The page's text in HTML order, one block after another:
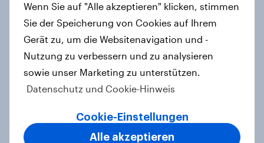
Kernzielgruppe
Artikel
CHECK24 Reisen ist YouGovs
Wenn Sie auf "Alle akzeptieren" klicken, stimmen
Sie der Speicherung von Cookies auf Ihrem
Gerät zu, um die Websitenavigation und -
Nutzung zu verbessern und zu analysieren
sowie unser Marketing zu unterstützen.
Datenschutz und Cookie-Hinweis
Cookie-Einstellungen
Alle akzeptieren